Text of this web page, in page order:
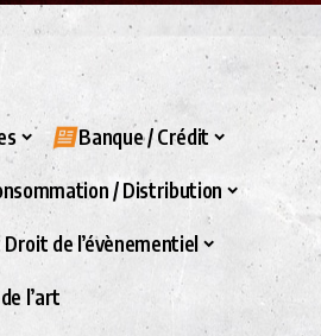
Banque / Crédit
/ Distribution
de l’évènementiel
l’art